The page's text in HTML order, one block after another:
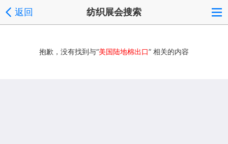
返回 纺织展会搜索
抱歉，没有找到与“美国陆地棉出口” 相关的内容